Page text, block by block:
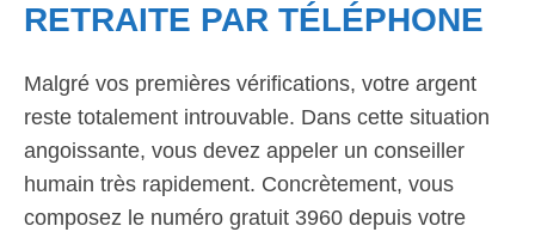
RETRAITE PAR TÉLÉPHONE
Malgré vos premières vérifications, votre argent
reste totalement introuvable. Dans cette situation
angoissante, vous devez appeler un conseiller
humain très rapidement. Concrètement, vous
composez le numéro gratuit 3960 depuis votre